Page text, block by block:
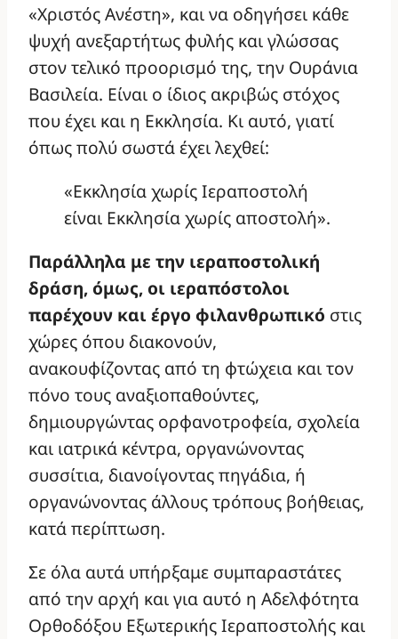
«Χριστός Ανέστη», και να οδηγήσει κάθε
ψυχή ανεξαρτήτως φυλής και γλώσσας
στον τελικό προορισμό της, την Ουράνια
Βασιλεία. Είναι ο ίδιος ακριβώς στόχος
που έχει και η Εκκλησία. Κι αυτό, γιατί
όπως πολύ σωστά έχει λεχθεί:
«Εκκλησία χωρίς Ιεραποστολή
είναι Εκκλησία χωρίς αποστολή».
Παράλληλα με την ιεραποστολική
δράση, όμως, οι ιεραπόστολοι
παρέχουν και έργο φιλανθρωπικό στις
χώρες όπου διακονούν,
ανακουφίζοντας από τη φτώχεια και τον
πόνο τους αναξιοπαθούντες,
δημιουργώντας ορφανοτροφεία, σχολεία
και ιατρικά κέντρα, οργανώνοντας
συσσίτια, διανοίγοντας πηγάδια, ή
οργανώνοντας άλλους τρόπους βοήθειας,
κατά περίπτωση.
Σε όλα αυτά υπήρξαμε συμπαραστάτες
από την αρχή και για αυτό η Αδελφότητα
Ορθοδόξου Εξωτερικής Ιεραποστολής και